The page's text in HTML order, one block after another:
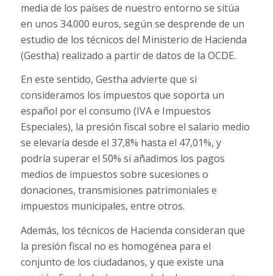
media de los países de nuestro entorno se sitúa
en unos 34.000 euros, según se desprende de un
estudio de los técnicos del Ministerio de Hacienda
(Gestha) realizado a partir de datos de la OCDE.
En este sentido, Gestha advierte que si
consideramos los impuestos que soporta un
español por el consumo (IVA e Impuestos
Especiales), la presión fiscal sobre el salario medio
se elevaría desde el 37,8% hasta el 47,01%, y
podría superar el 50% si añadimos los pagos
medios de impuestos sobre sucesiones o
donaciones, transmisiones patrimoniales e
impuestos municipales, entre otros.
Además, los técnicos de Hacienda consideran que
la presión fiscal no es homogénea para el
conjunto de los ciudadanos, y que existe una